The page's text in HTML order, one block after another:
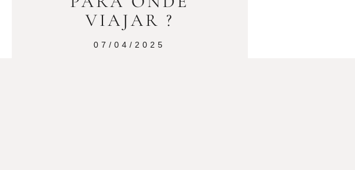
VIAJAR ?
07/04/2025